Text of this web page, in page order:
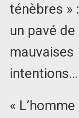
ténèbres » :
un pavé de
mauvaises
intentions…
« L’homme